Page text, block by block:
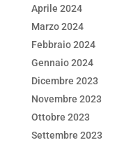
Aprile 2024
Marzo 2024
Febbraio 2024
Gennaio 2024
Dicembre 2023
Novembre 2023
Ottobre 2023
Settembre 2023